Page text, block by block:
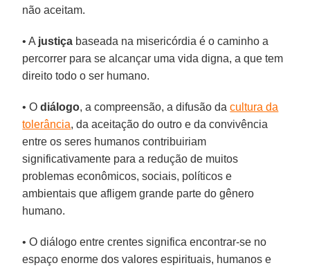
não aceitam.
• A justiça baseada na misericórdia é o caminho a
percorrer para se alcançar uma vida digna, a que tem
direito todo o ser humano.
• Odiálogo, a compreensão, a difusão da cultura da
tolerância, da aceitação do outro e da convivência
entre os seres humanos contribuiriam
significativamente para a redução de muitos
problemas econômicos, sociais, políticos e
ambientais que afligem grande parte do gênero
humano.
• O diálogo entre crentes significa encontrar-se no
espaço enorme dos valores espirituais, humanos e